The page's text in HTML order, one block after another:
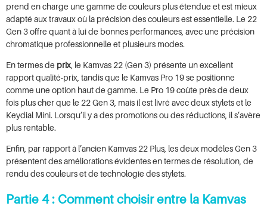
prend en charge une gamme de couleurs plus étendue et est mieux
adapté aux travaux où la précision des couleurs est essentielle. Le 22
Gen 3 offre quant à lui de bonnes performances, avec une précision
chromatique professionnelle et plusieurs modes.
En termes de prix , le Kamvas 22 (Gen 3) présente un excellent
rapport qualité-prix, tandis que le Kamvas Pro 19 se positionne
comme une option haut de gamme. Le Pro 19 coûte près de deux
fois plus cher que le 22 Gen 3, mais il est livré avec deux stylets et le
Keydial Mini. Lorsqu’il y a des promotions ou des réductions, il s’avère
plus rentable.
Enfin, par rapport à l’ancien Kamvas 22 Plus, les deux modèles Gen 3
présentent des améliorations évidentes en termes de résolution, de
rendu des couleurs et de technologie des stylets.
Partie 4 : Comment choisir entre la Kamvas